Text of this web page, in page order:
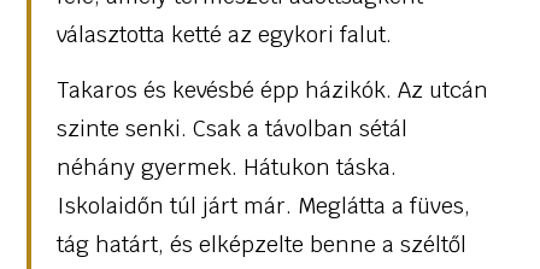
választotta ketté az egykori falut.
Takaros és kevésbé épp házikók. Az utcán
szinte senki. Csak a távolban sétál
néhány gyermek. Hátukon táska.
Iskolaidőn túl járt már. Meglátta a füves,
tág határt, és elképzelte benne a széltől